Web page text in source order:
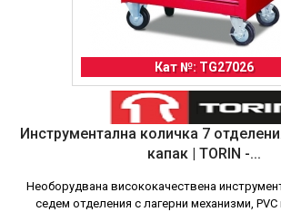
Кат №: TG27026
Инструментална количка 7
капак | TORIN -...
Необорудвана висококачествена
седем отделения с лагерни механизми,